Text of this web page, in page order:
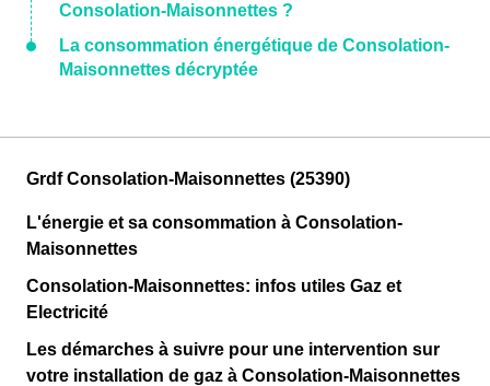
Consolation-Maisonnettes ?
La consommation énergétique de Consolation-
Maisonnettes décryptée
Grdf Consolation-Maisonnettes (25390)
L'énergie et sa consommation à Consolation-
Maisonnettes
Consolation-Maisonnettes: infos utiles Gaz et
Electricité
Les démarches à suivre pour une intervention sur
votre installation de gaz à Consolation-Maisonnettes